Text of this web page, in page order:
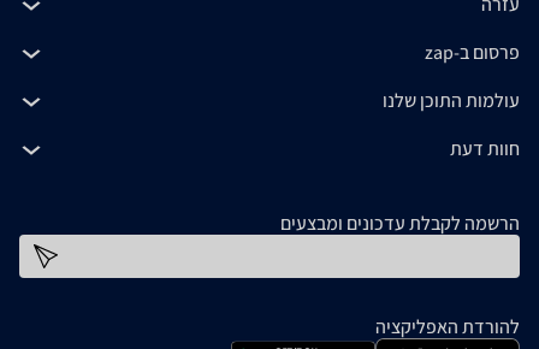
פרסום ב-zap
עולמות התוכן שלנו
חוות דעת
הרשמה לקבלת עדכונים ומבצעים
להורדת האפליקציה